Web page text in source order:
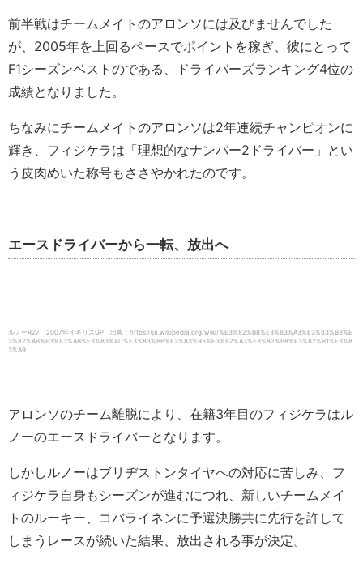
前半戦はチームメイトのアロンソには及びませんでした
が、2005年を上回るペースでポイントを稼ぎ、彼にとって
F1シーズンベストのである、ドライバーズランキング4位の
成績となりました。
ちなみにチームメイトのアロンソは2年連続チャンピオンに
輝き、フィジケラは「理想的なナンバー2ドライバー」とい
う皮肉めいた称号もささやかれたのです。
エースドライバーから一転、放出へ
ルノーR27 2007年イギリスGP 出典：https://ja.wikipedia.org/wiki/%E3%82%B8%E3%83%A3%E3%83%B3%E
3%82%AB%E3%83%AB%E3%83%AD%E3%83%BB%E3%83%95%E3%82%A3%E3%82%B8%E3%82%B1%E3%8
3%A9
アロンソのチーム離脱により、在籍3年目のフィジケラはル
ノーのエースドライバーとなります。
しかしルノーはブリヂストンタイヤへの対応に苦しみ、フ
ィジケラ自身もシーズンが進むにつれ、新しいチームメイ
トのルーキー、コバライネンに予選決勝共に先行を許して
しまうレースが続いた結果、放出される事が決定。